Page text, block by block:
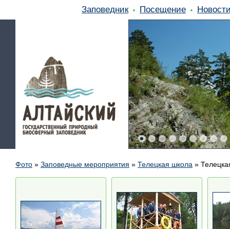
Заповедник Посещение
Фото » Заповедные мероприятия » Телецкая школа »